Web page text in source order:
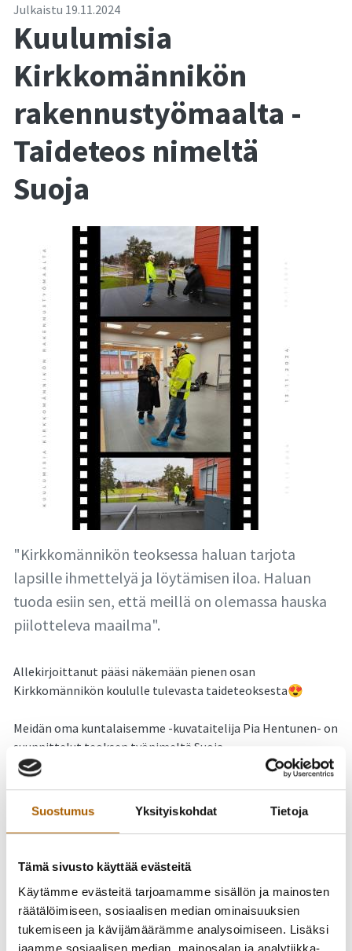
Suostumus Yksityiskohdat Tietoja
Tämä sivusto käyttää evästeitä
Käytämme evästeitä tarjoamamme sisällön ja mainosten
räätälöimiseen, sosiaalisen median ominaisuuksien
tukemiseen ja kävijämäärämme analysoimiseen. Lisäksi
jaamme sosiaalisen median, mainosalan ja analytiikka-
Julkaistu 19.11.2024
Kuulumisia
Kirkkomännikön
rakennustyömaalta -
Taideteos nimeltä
Suoja
"Kirkkomännikön teoksessa haluan tarjota
lapsille ihmettelyä ja löytämisen iloa. Haluan
tuoda esiin sen, että meillä on olemassa hauska
piilotteleva maailma".
Allekirjoittanut pääsi näkemään pienen osan
Kirkkomännikön koululle tulevasta taideteoksesta😍
Meidän oma kuntalaisemme -kuvataitelija Pia Hentunen- on
suunnittelut teoksen työnimeltä Suoja.
"Teos on moniosainen. Osa tulee päiväkodin pihalle ja osa
aurinkosuoja rauhoittamaan ja rajaamaan ulko-
oppimisympäristöä. Julkisivuun tulee teksti
lähistön männystä ruostumattomasta teräksestä
hitsaamalla ja alumiinilangasta nypläämällä. Teokseen
tehdään joitain nyplättäviä osia yhteisöllisesti.
Tekemiseen voivat osallistua kaikki Tyrnävällä asuvat ja